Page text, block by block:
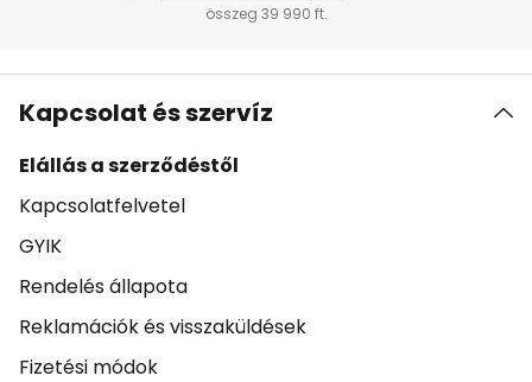
összeg 39 990 ft.
Kapcsolat és szervíz
Elállás a szerződéstől
Kapcsolatfelvetel
GYIK
Rendelés állapota
Reklamációk és visszaküldések
Fizetési módok